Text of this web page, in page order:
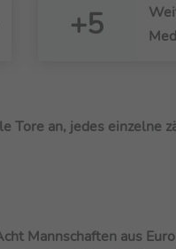
+5
Tore an, jedes einzelne
Mannschaften aus